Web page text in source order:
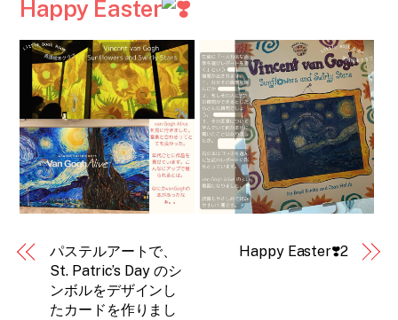
Happy Easter
パステルアートで、
St. Patric’s Day のシ
ンボルをデザインし
たカードを作りまし
Happy Easter❣️2